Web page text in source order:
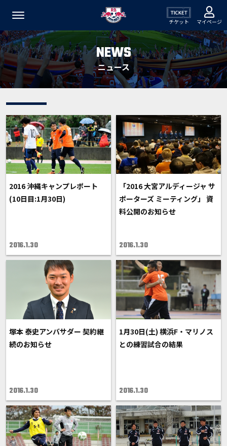
チケット マイページ
NEWS
ニュース
2016 沖縄キャンプレポート
(10日目:1月30日)
2016.1.30
「2016 大宮アルディージャ サ
ポーターズ ミーティング」 資
料公開のお知らせ
2016.1.30
塚本 泰史アンバサダー 契約継
続のお知らせ
2016.1.30
1月30日(土) 横浜F・マリノス
との練習試合の結果
2016.1.30